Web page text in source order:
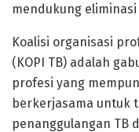
mendukung eliminasi
Koalisi organisasi
(KOPI TB) adalah
profesi yang
berkerjasama untuk
penanggulangan TB